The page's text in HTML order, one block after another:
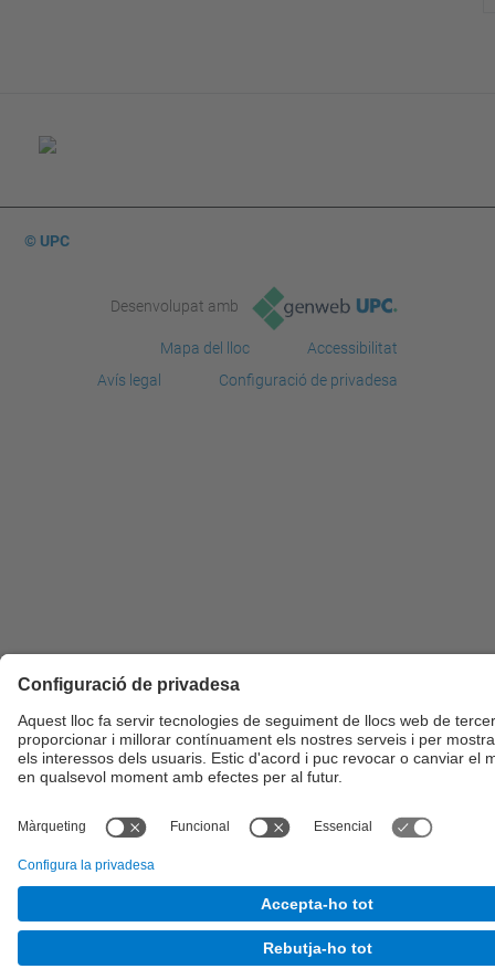
© UPC
Desenvolupat amb
Mapa del lloc
Accessibilitat
Avís legal
Configuració de privadesa